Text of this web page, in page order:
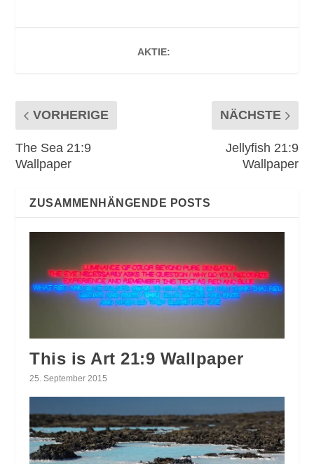
AKTIE:
VORHERIGE
The Sea 21:9
Wallpaper
NÄCHSTE
Jellyfish 21:9
Wallpaper
ZUSAMMENHÄNGENDE POSTS
This is Art 21:9 Wallpaper
25. September 2015